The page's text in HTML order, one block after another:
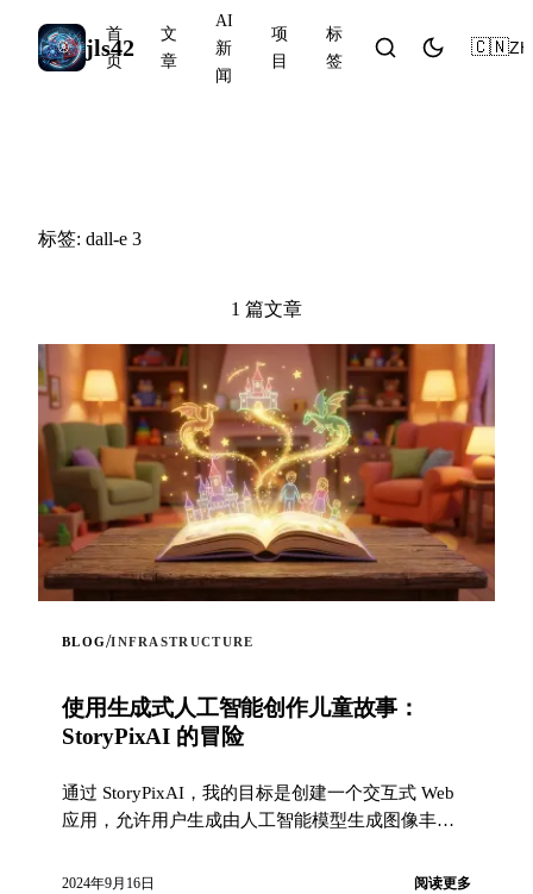
jls42
首
页
文
章
AI
新
闻
项
目
标
签
🇨🇳ZH
标签: dall-e 3
1 篇文章
BLOG/INFRASTRUCTURE
使用生成式人工智能创作儿童故事：
StoryPixAI 的冒险
通过 StoryPixAI，我的目标是创建一个交互式 Web
应用，允许用户生成由人工智能模型生成图像丰富
2024年9月16日 阅读更多